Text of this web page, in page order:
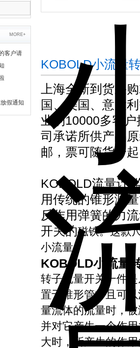
MORE+
客户请
假通知
KOBOLD小流量
上海全新到货采
国、美国、意大
业的10000多客
司承诺所供产品
邮，票可随货一起
KOBOLD流量计/
用传统的锥形测
反作用弹簧的力
开关的磁铁。这款
小流量。
KOBOLD小流量
转子流量开关一件
置于锥形管中且可
量流体的流量时，
并对它产生一个作
大时，所产生的作